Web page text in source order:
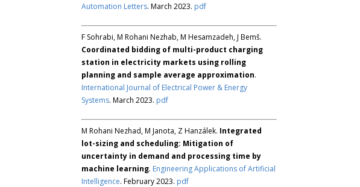
Automation Letters. March 2023. pdf
F Sohrabi, M Rohani Nezhab, M Hesamzadeh, J Bemš.
Coordinated bidding of multi-product charging
station in electricity markets using rolling
planning and sample average approximation.
International Journal of Electrical Power & Energy
Systems. March 2023. pdf
M Rohani Nezhad, M Janota, Z Hanzálek. Integrated
lot-sizing and scheduling: Mitigation of
uncertainty in demand and processing time by
machine learning. Engineering Applications of Artificial
Intelligence. February 2023. pdf